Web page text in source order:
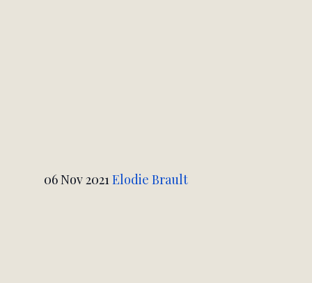
06 Nov 2021 Elodie Brault